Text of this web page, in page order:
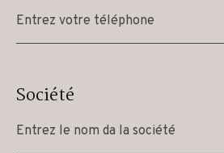
Société